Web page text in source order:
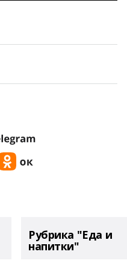
Рубрика "Еда и
напитки"